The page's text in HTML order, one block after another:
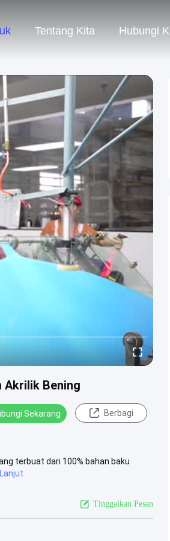
Tentang Kita Hubungi
Akrilik Bening
Sekarang Berbagi
terbuat dari 100% bahan baku
Tinggalkan Pesan